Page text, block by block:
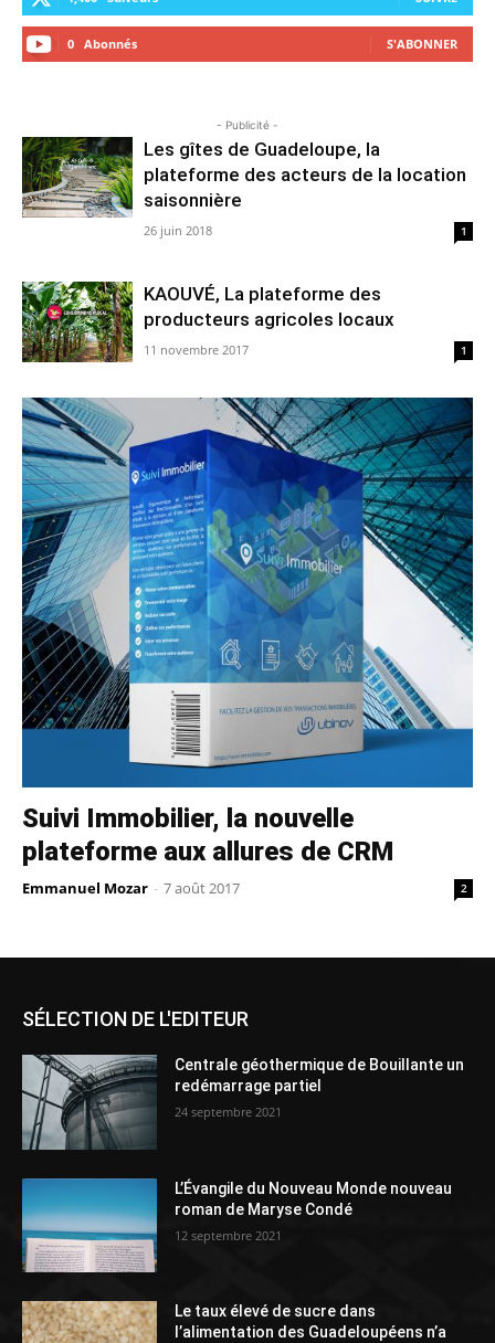
0 Abonnés S'ABONNER
- Publicité -
Les gîtes de Guadeloupe, la
plateforme des acteurs de la location
saisonnière
26 juin 2018 1
KAOUVÉ, La plateforme des
producteurs agricoles locaux
11 novembre 2017 1
Suivi Immobilier, la nouvelle
plateforme aux allures de CRM
Emmanuel Mozar - 7 août 2017 2
SÉLECTION DE L'EDITEUR
Centrale géothermique de Bouillante un
redémarrage partiel
24 septembre 2021
L’Évangile du Nouveau Monde nouveau
roman de Maryse Condé
12 septembre 2021
Le taux élevé de sucre dans
l’alimentation des Guadeloupéens n’a